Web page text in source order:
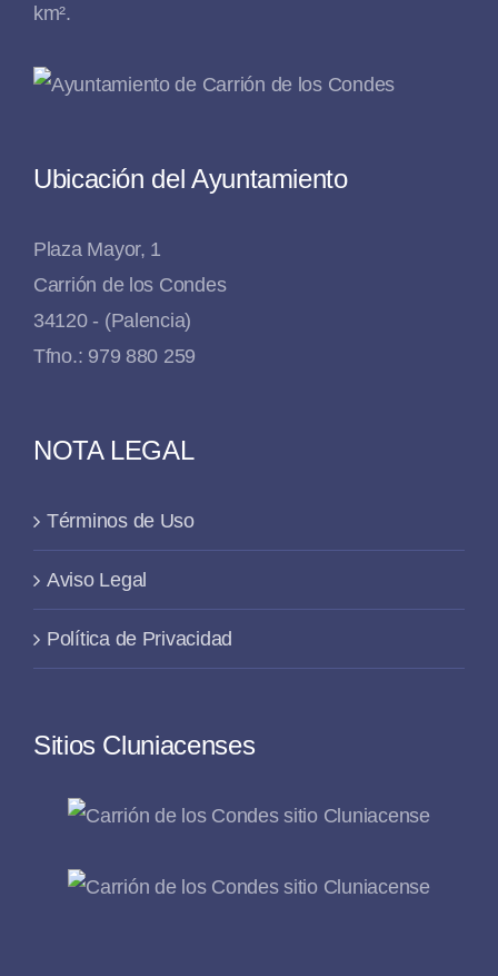
km².
Ubicación del Ayuntamiento
Plaza Mayor, 1
Carrión de los Condes
34120 - (Palencia)
Tfno.: 979 880 259
NOTA LEGAL
Términos de Uso
Aviso Legal
Política de Privacidad
Sitios Cluniacenses